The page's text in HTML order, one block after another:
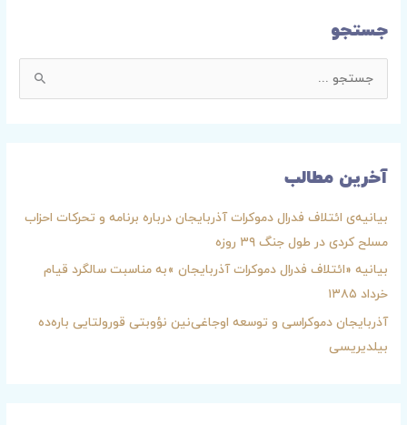
جستجو
و
ر
ی
:
آخرین مطالب
بیانیه‌ی ائتلاف فدرال دموکرات آذربایجان درباره برنامه و تحرکات احزاب
مسلح کردی در طول جنگ ۳۹ روزه
بیانیه «ائتلاف فدرال دموکرات آذربایجان »به مناسبت سالگرد قیام
خرداد ۱۳۸۵
آذربایجان دموکراسی و توسعه اوجاغی‌نین نؤوبتی قورولتایی باره‌ده
بیلدیریسی